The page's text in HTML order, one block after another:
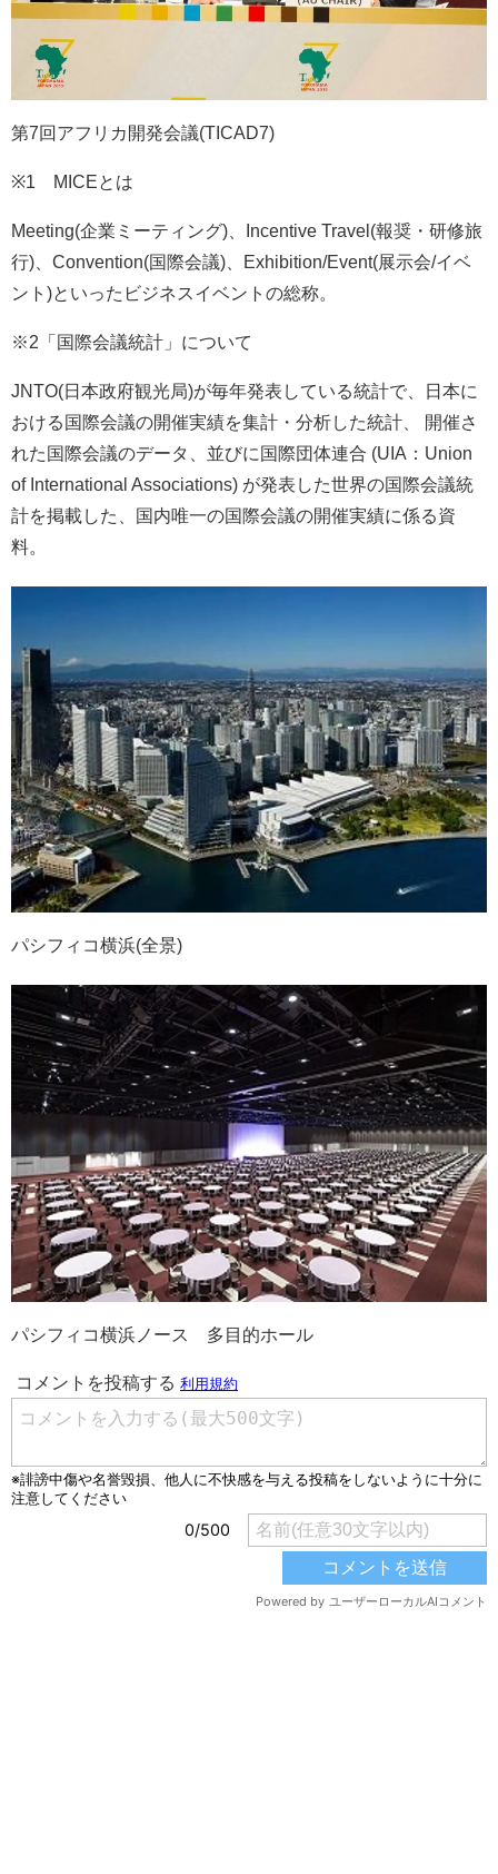
第7回アフリカ開発会議(TICAD7)
※1 MICEとは
Meeting(企業ミーティング)、Incentive Travel(報奨・研修旅
行)、Convention(国際会議)、Exhibition/Event(展示会/イベ
ント)といったビジネスイベントの総称。
※2「国際会議統計」について
JNTO(日本政府観光局)が毎年発表している統計で、日本に
おける国際会議の開催実績を集計・分析した統計、 開催さ
れた国際会議のデータ、並びに国際団体連合 (UIA：Union
of International Associations) が発表した世界の国際会議統
計を掲載した、国内唯一の国際会議の開催実績に係る資
料。
パシフィコ横浜(全景)
パシフィコ横浜ノース 多目的ホール